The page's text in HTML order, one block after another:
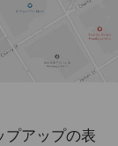
プアップの表